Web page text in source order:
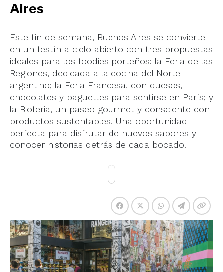
Aires
Este fin de semana, Buenos Aires se convierte
en un festín a cielo abierto con tres propuestas
ideales para los foodies porteños: la Feria de las
Regiones, dedicada a la cocina del Norte
argentino; la Feria Francesa, con quesos,
chocolates y baguettes para sentirse en París; y
la Bioferia, un paseo gourmet y consciente con
productos sustentables. Una oportunidad
perfecta para disfrutar de nuevos sabores y
conocer historias detrás de cada bocado.